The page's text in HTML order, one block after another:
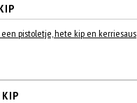
pistoletje, hete kip en kerriesaus
KIP